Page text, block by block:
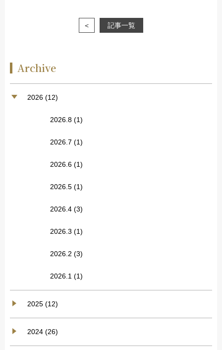
＜ 記事一覧
Archive
2026 (12)
2026.8 (1)
2026.7 (1)
2026.6 (1)
2026.5 (1)
2026.4 (3)
2026.3 (1)
2026.2 (3)
2026.1 (1)
2025 (12)
2024 (26)